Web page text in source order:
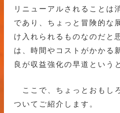
リニューアルされることは
であり、ちょっと冒険的な
け入れられるものなのだと
は、時間やコストがかかる
良が収益強化の早道という
ここで、ちょっとおもし
ついてご紹介します。